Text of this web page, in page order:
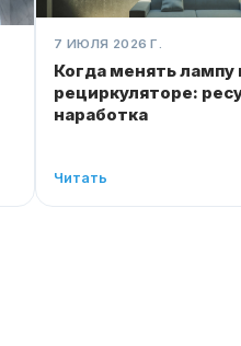
7 ИЮЛЯ 2026 Г.
Когда менять лампу
рециркуляторе:
наработка
Читать